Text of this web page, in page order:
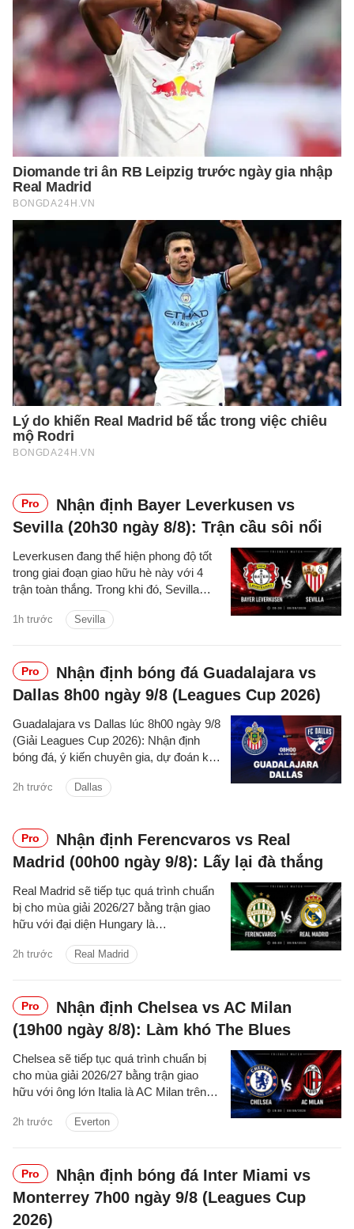
Pro
Nhận định Bayer Leverkusen vs
Sevilla (20h30 ngày 8/8): Trận cầu sôi nổi
1h trước Sevilla
Leverkusen đang thể hiện phong độ tốt
trong giai đoạn giao hữu hè này với 4
trận toàn thắng. Trong khi đó, Sevilla
gần đây.
Pro
Nhận định bóng đá Guadalajara vs
Dallas 8h00 ngày 9/8 (Leagues Cup 2026)
2h trước Dallas
Guadalajara vs Dallas lúc 8h00 ngày 9/8
(Giải Leagues Cup 2026): Nhận định
bóng đá, ý kiến chuyên gia, dự đoán kết
Pro
Nhận định Ferencvaros vs Real
Madrid (00h00 ngày 9/8): Lấy lại đà thắng
2h trước Real Madrid
Real Madrid sẽ tiếp tục quá trình chuẩn
bị cho mùa giải 2026/27 bằng trận giao
hữu với đại diện Hungary là
thứ Bảy.
Pro
Nhận định Chelsea vs AC Milan
(19h00 ngày 8/8): Làm khó The Blues
2h trước Everton
Chelsea sẽ tiếp tục quá trình chuẩn bị
cho mùa giải 2026/27 bằng trận giao
hữu với ông lớn Italia là AC Milan trên
Bảy.
Pro
Nhận định bóng đá Inter Miami vs
Monterrey 7h00 ngày 9/8 (Leagues Cup
2026)